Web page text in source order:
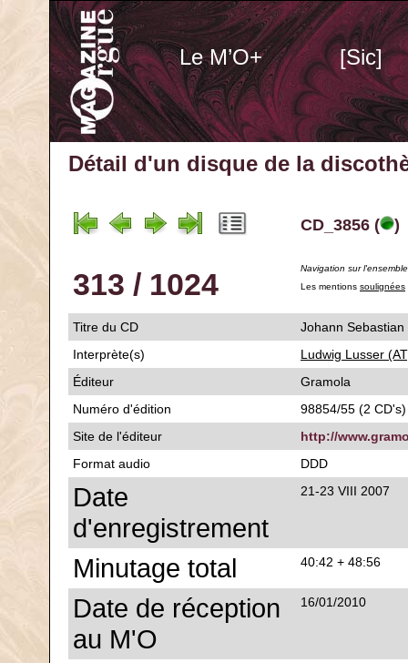
Le M’O+ [Sic]
Détail d'un disque de la
CD_3856 ( )
313 / 1024
Navigation sur
Les mentions soulignées
Titre du CD
Johann
Interprète(s)
Ludwig Lusser
Éditeur
Gramola
Numéro d'édition
98854/55 (2 CD's)
Site de l'éditeur
http://
Format audio
DDD
Date
d'enregistrement
21-23 VIII 2007
Minutage total 40:42 + 48:56
Date de réception
au M'O
16/01/2010